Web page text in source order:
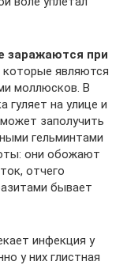
заражаются при
которые являются
моллюсков. В
на улице и
заполучить
гельминтами
они обожают
отчего
бывает
инфекция у
у них глистная